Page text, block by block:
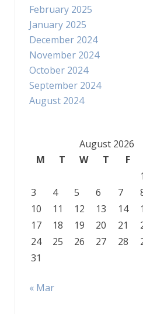
February 2025
January 2025
December 2024
November 2024
October 2024
September 2024
August 2024
August 2026
M
T W T F
1
3
4 5 6 7
10
11 12 13 14
17
18 19 20 21
24
25 26 27 28
31
« Mar